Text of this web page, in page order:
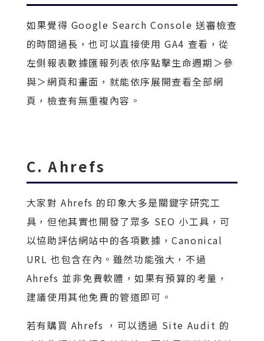
如果覺得 Google Search Console 送審檢查
的時間過長，也可以直接使用 GA4 查看，從
左側報表數據匯報列表依序點擊生命週期＞參
與＞網頁和畫面，就能依序展開查看全部網
頁，檢查有無重複內容。
C. Ahrefs
大家對 Ahrefs 的印象大多是關鍵字研究工
具，但他其實也開發了眾多 SEO 小工具，可
以協助評估網站中的各項數據，Canonical
URL 也包含在內。雖然功能強大，不過
Ahrefs 並非免費軟體，如果有預算的考量，
建議使用其他免費的管道即可。
若有購買 Ahrefs ，可以透過 Site Audit 的